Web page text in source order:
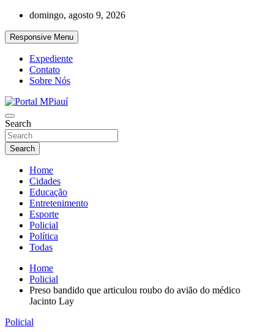
Skip
content
domingo, agosto 9, 2026
Responsive Menu
Expediente
Contato
Sobre Nós
Portal MPiauí
Notícias do Piauí – Teresina – Água Branca e todo Médio Parnaíba
Search
Search
Home
Cidades
Educação
Entretenimento
Esporte
Policial
Política
Todas
Home
Policial
Preso bandido que articulou roubo do avião do médico
Jacinto Lay
Policial